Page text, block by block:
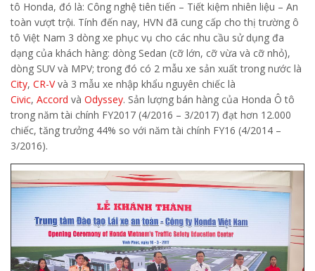
tô Honda, đó là: Công nghệ tiên tiến – Tiết kiệm nhiên liệu – An
toàn vượt trội. Tính đến nay, HVN đã cung cấp cho thị trường ô
tô Việt Nam 3 dòng xe phục vụ cho các nhu cầu sử dụng đa
dạng của khách hàng: dòng Sedan (cỡ lớn, cỡ vừa và cỡ nhỏ),
dòng SUV và MPV; trong đó có 2 mẫu xe sản xuất trong nước là
City, CR-Vvà 3 mẫu xe nhập khẩu nguyên chiếc là
Civic, Accord và Odyssey. Sản lượng bán hàng của Honda Ô tô
trong năm tài chính FY2017 (4/2016 – 3/2017) đạt hơn 12.000
chiếc, tăng trưởng 44% so với năm tài chính FY16 (4/2014 –
3/2016).